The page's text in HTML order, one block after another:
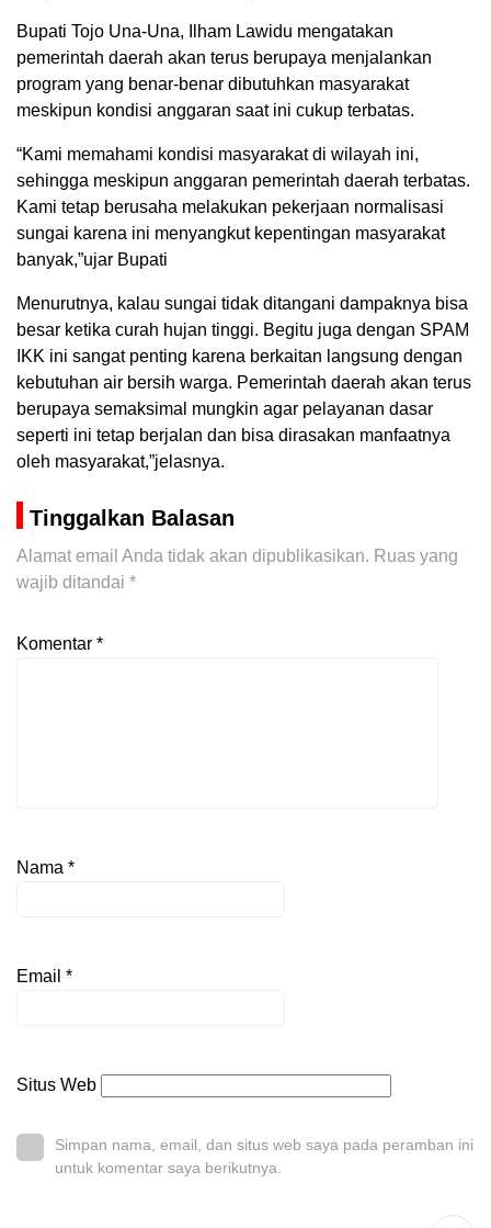
Bupati Tojo Una-Una, Ilham Lawidu mengatakan
pemerintah daerah akan terus berupaya menjalankan
program yang benar-benar dibutuhkan masyarakat
meskipun kondisi anggaran saat ini cukup terbatas.
“Kami memahami kondisi masyarakat di wilayah ini,
sehingga meskipun anggaran pemerintah daerah terbatas.
Kami tetap berusaha melakukan pekerjaan normalisasi
sungai karena ini menyangkut kepentingan masyarakat
banyak,”ujar Bupati
Menurutnya, kalau sungai tidak ditangani dampaknya bisa
besar ketika curah hujan tinggi. Begitu juga dengan SPAM
IKK ini sangat penting karena berkaitan langsung dengan
kebutuhan air bersih warga. Pemerintah daerah akan terus
berupaya semaksimal mungkin agar pelayanan dasar
seperti ini tetap berjalan dan bisa dirasakan manfaatnya
oleh masyarakat,”jelasnya.
Tinggalkan Balasan
Alamat email Anda tidak akan dipublikasikan. Ruas yang
wajib ditandai *
Komentar *
Nama *
Email *
Situs Web
Simpan nama, email, dan situs web saya pada peramban ini
untuk komentar saya berikutnya.